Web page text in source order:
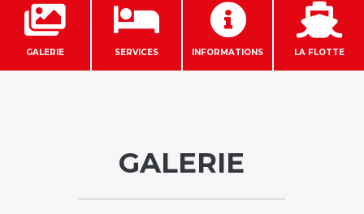

GALERIE

SERVICES

INFORMATIONS

LA FLOTTE
GALERIE